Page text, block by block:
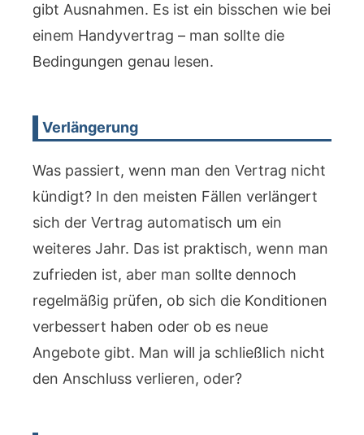
gibt Ausnahmen. Es ist ein bisschen wie bei
einem Handyvertrag – man sollte die
Bedingungen genau lesen.
Verlängerung
Was passiert, wenn man den Vertrag nicht
kündigt? In den meisten Fällen verlängert
sich der Vertrag automatisch um ein
weiteres Jahr. Das ist praktisch, wenn man
zufrieden ist, aber man sollte dennoch
regelmäßig prüfen, ob sich die Konditionen
verbessert haben oder ob es neue
Angebote gibt. Man will ja schließlich nicht
den Anschluss verlieren, oder?